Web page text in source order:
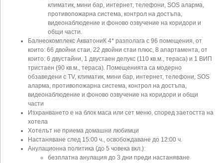
климатик, мини бар, интернет, телефони, SOS аларма,
противопожарна система, контрол на достъпа,
видеонаблюдение и фоново озвучение на коридори и
общи части.
Балнеокомплекс АкватониК 4* разполага с 96 помещения, от
които: 66 двойни стаи, 22 двойни стаи плюс, 8 апартамента, от
които: 6 двустайни, 1 двустаен делукс (110 кв.м., тераса) и 1 ВИП
тристаен (90 кв.м., тераса). Помещенията са модерно
обзаведени с TV, климатик, мини бар, интернет, телефони, SOS
аларма, противопожарна система, контрол на достъпа,
видеонаблюдение и фоново озвучение на коридори и общи
части
Изхранването е на блок маса или сет меню, според заетостта на
хотела
Хотелът не приема домашни любимци
Настаняване след 15:00 ч., освобождаване до 12:00 ч.
Анулационна политика (до 5 човека вкл.):
безплатна анулация до 3 дни преди настаняване